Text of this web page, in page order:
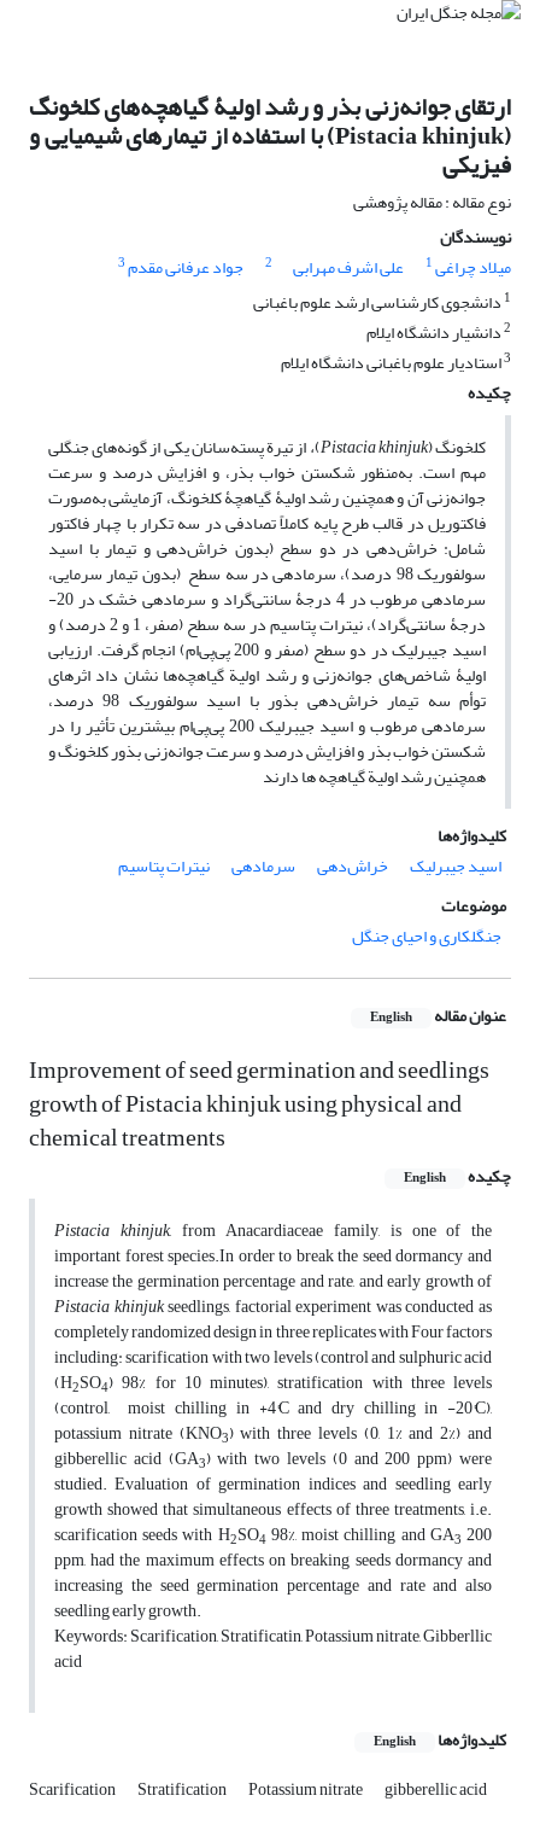
ارتقای جوانه‌زنی بذر و رشد اولیۀ گیاهچه‌های کلخونگ
(Pistacia khinjuk) با استفاده از تیمارهای شیمیایی و
فیزیکی
نوع مقاله : مقاله پژوهشی
نویسندگان
میلاد چراغی1 علی اشرف مهرابی 2 جواد عرفانی مقدم3
1 دانشجوی کارشناسی ارشد علوم باغبانی
2دانشیار دانشگاه ایلام
3استادیار علوم باغبانی دانشگاه ایلام
چکیده
کلخونگ (Pistacia khinjuk
)،از تیرة پسته‌سانان یکی از گونه‌های جنگلی
مهم است. به‌منظور شکستن خواب بذر، و افزایش درصد و سرعت
جوانه‌زنی آن و همچنین رشد اولیۀ گیاهچۀ کلخونگ، آزمایشی به‌صورت
فاکتوریل در قالب طرح پایه کاملاً تصادفی در سه تکرار با چهار فاکتور
شامل: خراش‌دهی در دو سطح (بدون خراش‌دهی و تیمار با اسید
سولفوریک 98 درصد)، سرمادهی در سه سطح (بدون تیمار سرمایی،
سرمادهی مرطوب در 4 درجۀ سانتی‌گراد و سرمادهی خشک در 20-
درجۀ ‌سانتی‌گراد)، نیترات پتاسیم در سه سطح (صفر، 1 و 2 درصد) و
اسید جیبرلیک در دو سطح (صفر و 200 پی‌پی‌ام) انجام گرفت. ارزیابی
اولیۀ شاخص‌های جوانه‌زنی و رشد اولیة گیاهچه‌ها نشان داد اثرهای
توأم سه تیمار خراش‌دهی بذور با اسید سولفوریک 98 درصد،
سرمادهی مرطوب و اسید جیبرلیک 200 پی‌پی‌ام بیشترین تأثیر را در
شکستن خواب بذر و افزایش درصد و سرعت جوانه‌زنی بذور کلخونگ و
همچنین رشد اولیة گیاهچه ‌ها دارند
کلیدواژه‌ها
اسید جیبرلیک
خراش‌‌دهی سرمادهی
نیترات پتاسیم
موضوعات
جنگلکاری و احیای جنگل
عنوان مقاله English
Improvement of seed germination and seedlings
growth of Pistacia khinjuk using physical and
chemical treatments
چکیده English
Pistacia khinjuk, from Anacardiaceae family, is one of the
important forest species.In order to break the seed dormancy and
increase the germination percentage and rate, and early growth of
Pistacia khinjukseedlings, factorial experiment was conducted as
completely randomized design in three replicates with Four factors
including: scarification with two levels (control and sulphuric acid
(H2SO4) 98% for 10 minutes), stratification with three levels
(control, moist chilling in +4°C and dry chilling in -20°C),
potassium nitrate (KNO3) with three levels (0, 1% and 2%) and
gibberellic acid (GA3) with two levels (0 and 200 ppm) were
studied. Evaluation of germination indices and seedling early
growth showed that simultaneous effects of three treatments, i.e.
scarification seeds with H2SO498%, moist chilling and GA3 200
ppm, had the maximum effects on breaking seeds dormancy and
increasing the seed germination percentage and rate and also
seedling early growth.
Keywords: Scarification, Stratificatin, Potassium nitrate, Gibberllic
acid
کلیدواژه‌ها English
Scarification Stratification Potassium nitrate gibberellic acid